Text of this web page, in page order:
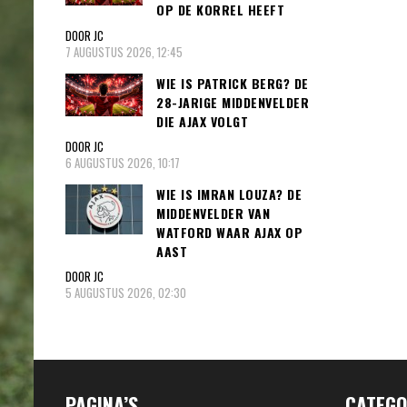
OP DE KORREL HEEFT
DOOR JC
7 AUGUSTUS 2026, 12:45
WIE IS PATRICK BERG? DE
28-JARIGE MIDDENVELDER
DIE AJAX VOLGT
DOOR JC
6 AUGUSTUS 2026, 10:17
WIE IS IMRAN LOUZA? DE
MIDDENVELDER VAN
WATFORD WAAR AJAX OP
AAST
DOOR JC
5 AUGUSTUS 2026, 02:30